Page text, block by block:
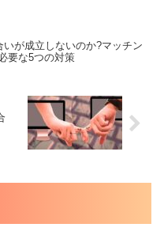
いが成立しないのか?マッチン
要な5つの対策